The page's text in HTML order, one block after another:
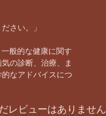
さい。」
般的な健康に関す
の診断、治療、ま
なアドバイスにつ
レビューはありません